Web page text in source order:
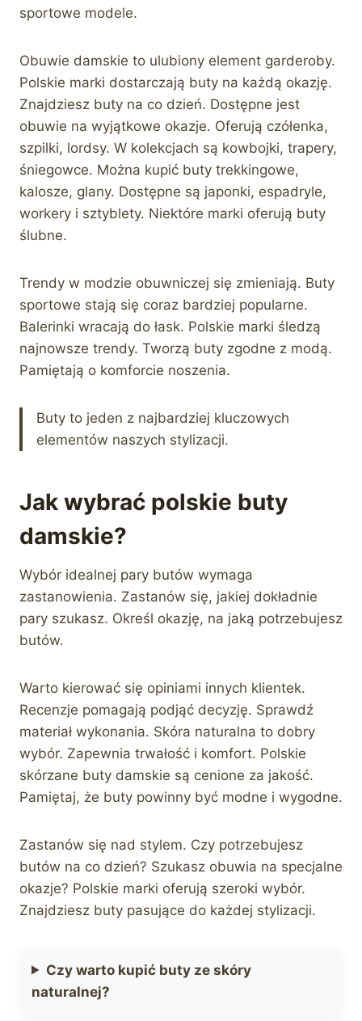
sportowe modele.
Obuwie damskie to ulubiony element garderoby.
Polskie marki dostarczają buty na każdą okazję.
Znajdziesz buty na co dzień. Dostępne jest
obuwie na wyjątkowe okazje. Oferują czółenka,
szpilki, lordsy. W kolekcjach są kowbojki, trapery,
śniegowce. Można kupić buty trekkingowe,
kalosze, glany. Dostępne są japonki, espadryle,
workery i sztyblety. Niektóre marki oferują buty
ślubne.
Trendy w modzie obuwniczej się zmieniają. Buty
sportowe stają się coraz bardziej popularne.
Balerinki wracają do łask. Polskie marki śledzą
najnowsze trendy. Tworzą buty zgodne z modą.
Pamiętają o komforcie noszenia.
Buty to jeden z najbardziej kluczowych
elementów naszych stylizacji.
Jak wybrać polskie buty
damskie?
Wybór idealnej pary butów wymaga
zastanowienia. Zastanów się, jakiej dokładnie
pary szukasz. Określ okazję, na jaką potrzebujesz
butów.
Warto kierować się opiniami innych klientek.
Recenzje pomagają podjąć decyzję. Sprawdź
materiał wykonania. Skóra naturalna to dobry
wybór. Zapewnia trwałość i komfort. Polskie
skórzane buty damskie są cenione za jakość.
Pamiętaj, że buty powinny być modne i wygodne.
Zastanów się nad stylem. Czy potrzebujesz
butów na co dzień? Szukasz obuwia na specjalne
okazje? Polskie marki oferują szeroki wybór.
Znajdziesz buty pasujące do każdej stylizacji.
Czy warto kupić buty ze skóry
naturalnej?